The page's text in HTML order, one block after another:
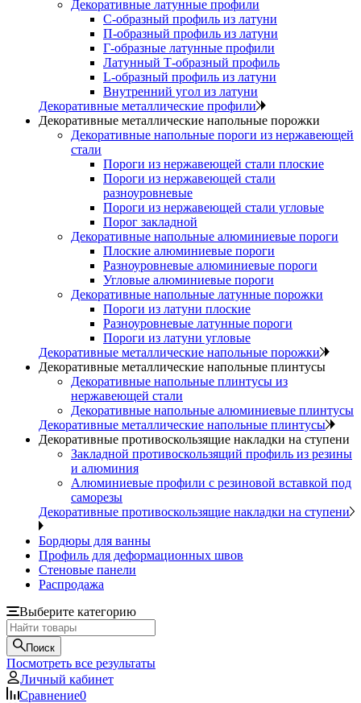
Декоративные латунные профили
C-образный профиль из латуни
П-образный профиль из латуни
Г-образные латунные профили
Латунный Т-образный профиль
L-образный профиль из латуни
Внутренний угол из латуни
Декоративные металлические профили
Декоративные металлические напольные порожки
Декоративные напольные пороги из нержавеющей
стали
Пороги из нержавеющей стали плоские
Пороги из нержавеющей стали
разноуровневые
Пороги из нержавеющей стали угловые
Порог закладной
Декоративные напольные алюминиевые пороги
Плоские алюминиевые пороги
Разноуровневые алюминиевые пороги
Угловые алюминиевые пороги
Декоративные напольные латунные порожки
Пороги из латуни плоские
Разноуровневые латунные пороги
Пороги из латуни угловые
Декоративные металлические напольные порожки
Декоративные металлические напольные плинтусы
Декоративные напольные плинтусы из
нержавеющей стали
Декоративные напольные алюминиевые плинтусы
Декоративные металлические напольные плинтусы
Декоративные противоскользящие накладки на ступени
Закладной противоскользящий профиль из резины
и алюминия
Алюминиевые профили с резиновой вставкой под
саморезы
Декоративные противоскользящие накладки на ступени
Бордюры для ванны
Профиль для деформационных швов
Стеновые панели
Распродажа
Выберите категорию
Поиск
Посмотреть все результаты
Личный кабинет
Сравнение0